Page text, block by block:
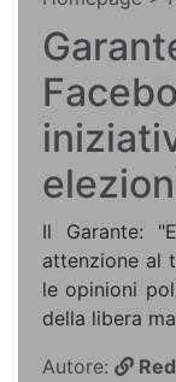
Il Garante:
attenzione al
le opinioni
della libera
Autore: